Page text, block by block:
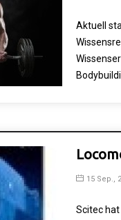
Aktuell
15 Sep.,
Scitec